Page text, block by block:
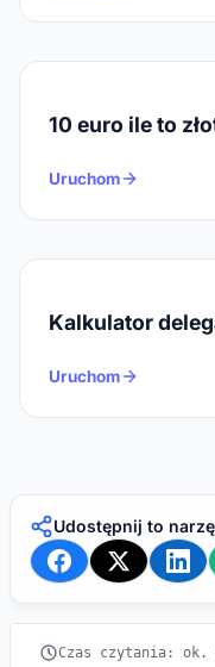
10 euro ile to
Uruchom
Kalkulator
Uruchom
Udostępnij to
Czas czytania: ok.